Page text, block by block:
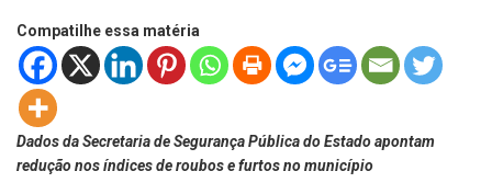
Compatilhe essa matéria
Dados da Secretaria de Segurança Pública do Estado apontam
redução nos índices de roubos e furtos no município